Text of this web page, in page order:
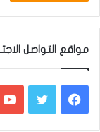
مواقع التواصل
فيسبوكتويتر